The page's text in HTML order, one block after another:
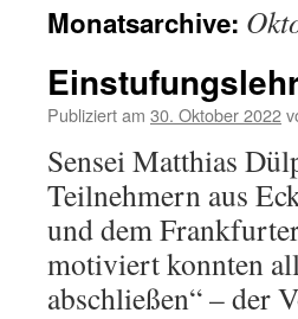
Monatsarchive:
Publiziert am 30. Oktober 2022
Sensei Matthias
Teilnehmern aus
und dem
motiviert konnten
abschließen“ – der